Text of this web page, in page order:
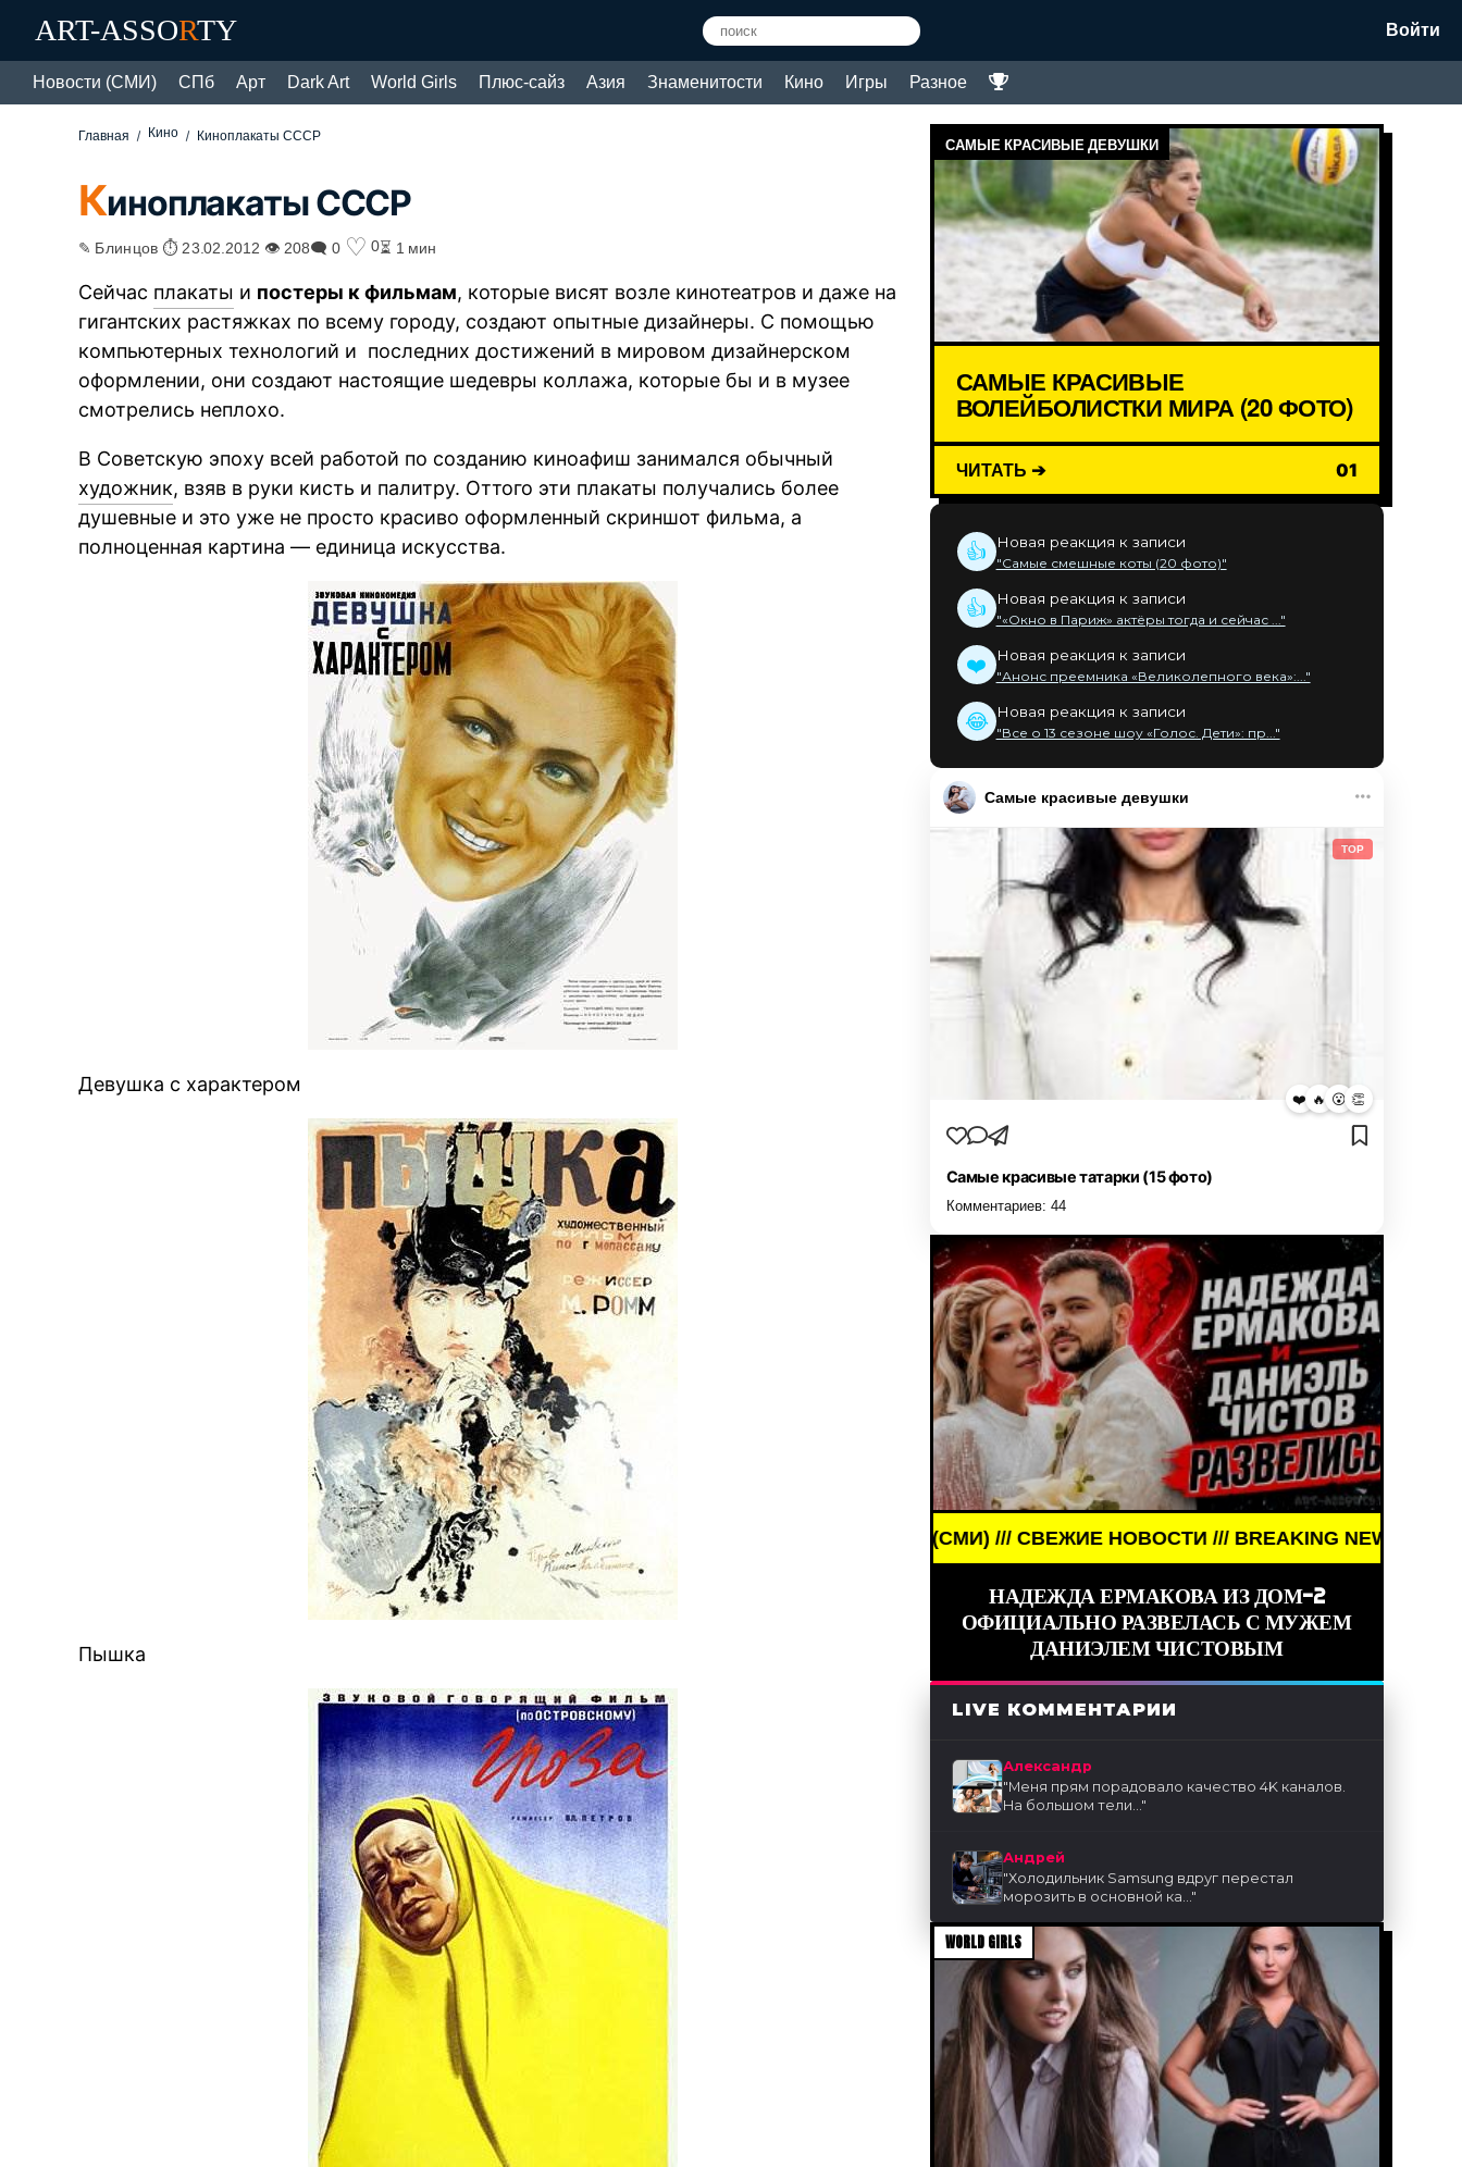
ART-ASSORTY Войти
Новости (СМИ) СПб Арт Dark Art World Girls Плюс-сайз Азия Знаменитости Кино Игры Разное
Главная Кино Киноплакаты CCCP
Киноплакаты CCCP
✎ Блинцов ⏱ 23.02.2012 👁 208🗨 0 ♡ 0⏳ 1 мин
Сейчас плакаты и постеры к фильмам, которые висят возле кинотеатров и даже на
гигантских растяжках по всему городу, создают опытные дизайнеры. С помощью
компьютерных технологий и последних достижений в мировом дизайнерском
оформлении, они создают настоящие шедевры коллажа, которые бы и в музее
смотрелись неплохо.
В Советскую эпоху всей работой по созданию киноафиш занимался обычный
художник, взяв в руки кисть и палитру. Оттого эти плакаты получались более
душевные и это уже не просто красиво оформленный скриншот фильма, а
полноценная картина — единица искусства.
Девушка с характером
Пышка
САМЫЕ КРАСИВЫЕ ДЕВУШКИ
САМЫЕ КРАСИВЫЕ
ВОЛЕЙБОЛИСТКИ МИРА (20 ФОТО)
ЧИТАТЬ ➔ 01
👍 Новая реакция к записи
"Самые смешные коты (20 фото)"
👍 Новая реакция к записи
"«Окно в Париж» актёры тогда и сейчас ..."
❤️ Новая реакция к записи
"Анонс преемника «Великолепного века»:..."
😂 Новая реакция к записи
"Все о 13 сезоне шоу «Голос. Дети»: пр..."
Самые красивые девушки
TOP
❤️ 🔥 😮 👏
Самые красивые татарки (15 фото)
Комментариев: 44
BREAKING NEWS /// НОВОСТИ (СМИ) /// СВЕЖИЕ НОВОСТИ /// BREAKING NEWS /// НОВОСТИ
НАДЕЖДА ЕРМАКОВА ИЗ ДОМ-2
ОФИЦИАЛЬНО РАЗВЕЛАСЬ С МУЖЕМ
ДАНИЭЛЕМ ЧИСТОВЫМ
LIVE КОММЕНТАРИИ
Александр
"Меня прям порадовало качество 4K каналов.
На большом тели..."
Андрей
"Холодильник Samsung вдруг перестал
морозить в основной ка..."
WORLD GIRLS